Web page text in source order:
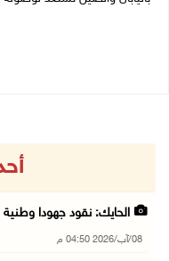
الحايك: نقود جهودا وطنية
08/آب/2026 04:50 م